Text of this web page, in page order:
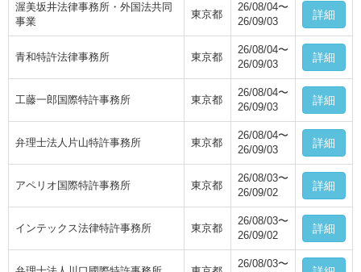
渥美坂井法律事務所・外国法共同
事業
東京都
26/08/04〜
26/09/03
詳細
青和特許法律事務所 東京都
26/08/04〜
26/09/03
詳細
工藤一郎国際特許事務所 東京都
26/08/04〜
26/09/03
詳細
弁理士法人片山特許事務所 東京都
26/08/04〜
26/09/03
詳細
アペリオ国際特許事務所 東京都
26/08/03〜
26/09/02
詳細
インテックス法律特許事務所 東京都
26/08/03〜
26/09/02
詳細
26/08/03〜